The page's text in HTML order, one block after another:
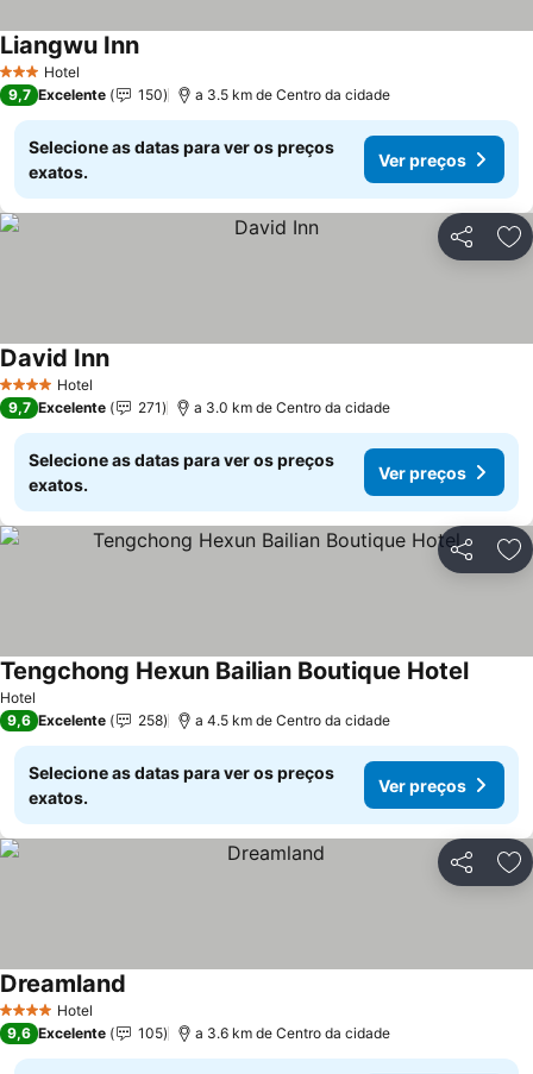
3 EstrelasHotel
Liangwu InnVer preços
9,7 Excelente 150 a 3.5 km de Centro da cidade
Selecione as datas para ver os preços
exatos.
Ver preços
Partilhar
4 EstrelasHotel
David InnVer preços
9,7 Excelente 271 a 3.0 km de Centro da cidade
Selecione as datas para ver os preços
exatos.
Ver preços
Partilhar
Hotel
Tengchong Hexun Bailian Boutique HotelVer
9,6 Excelente 258 a 4.5 km de Centro da cidade
Selecione as datas para ver os preços
exatos.
Ver preços
Partilhar
4 EstrelasHotel
Dreamland
9,6 Excelente 105 a 3.6 km de Centro da cidade